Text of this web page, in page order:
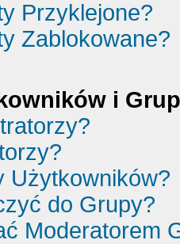
Przyklejone?
Zablokowane?
i
Użytkowników?
do Grupy?
Moderatorem